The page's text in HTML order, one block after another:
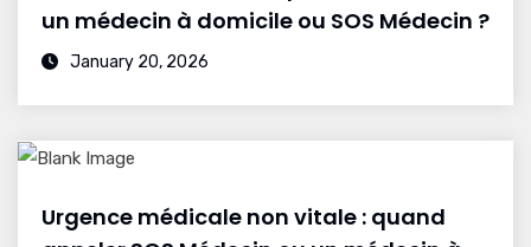
un médecin à domicile ou SOS Médecin ?
January 20, 2026
Urgence médicale non vitale : quand